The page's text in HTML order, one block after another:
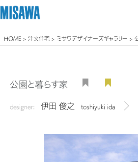
住まい
商品ラインアップ
テクノロジー（住まいの性能）
個人のお客さま
リフォーム
戸建て・マンション
まちづくり
HOME > 注文住宅 > ミサワデザイナーズギャラリー >
公園と暮らす家
designer: 伊田 俊之 toshiyuki ida デザ